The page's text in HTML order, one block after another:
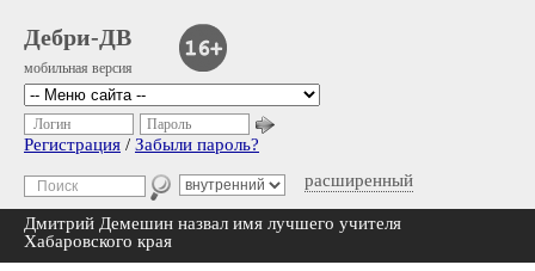
Дебри-ДВ
мобильная версия
расширенный
Логин Пароль
Регистрация / Забыли пароль?
Дмитрий Демешин назвал имя лучшего учителя
Хабаровского края